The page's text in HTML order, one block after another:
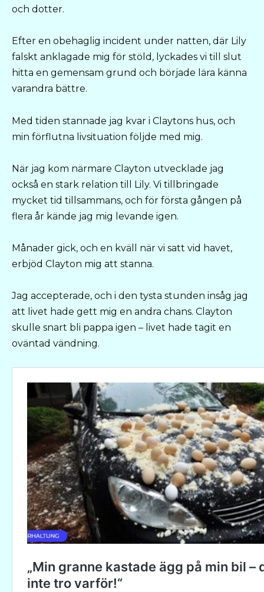
och dotter.
Efter en obehaglig incident under natten, där Lily
falskt anklagade mig för stöld, lyckades vi till slut
hitta en gemensam grund och började lära känna
varandra bättre.
Med tiden stannade jag kvar i Claytons hus, och
min förflutna livsituation följde med mig.
När jag kom närmare Clayton utvecklade jag
också en stark relation till Lily. Vi tillbringade
mycket tid tillsammans, och för första gången på
flera år kände jag mig levande igen.
Månader gick, och en kväll när vi satt vid havet,
erbjöd Clayton mig att stanna.
Jag accepterade, och i den tysta stunden insåg jag
att livet hade gett mig en andra chans. Clayton
skulle snart bli pappa igen – livet hade tagit en
oväntad vändning.